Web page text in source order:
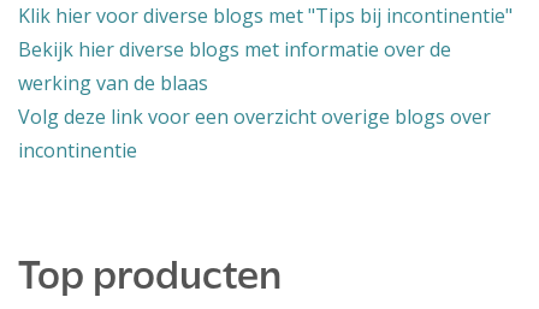
Klik hier voor diverse blogs met "Tips bij incontinentie"
Bekijk hier diverse blogs met informatie over de
werking van de blaas
Volg deze link voor een overzicht overige blogs over
incontinentie
Top producten